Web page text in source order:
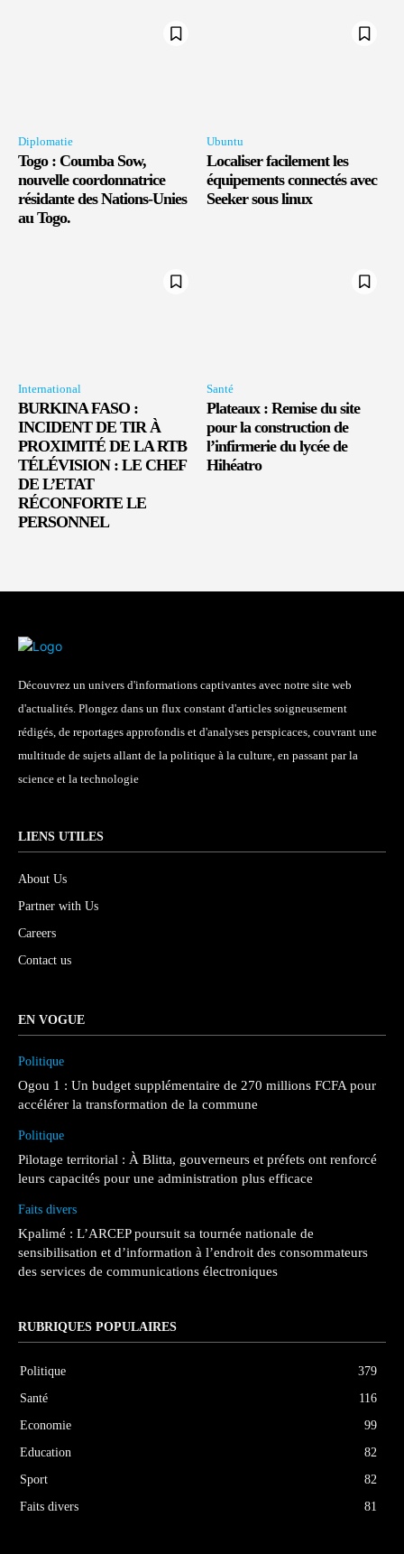
Diplomatie
Togo : Coumba Sow,
nouvelle coordonnatrice
résidante des Nations-Unies
au Togo.
Ubuntu
Localiser facilement les
équipements connectés avec
Seeker sous linux
International
BURKINA FASO :
INCIDENT DE TIR À
PROXIMITÉ DE LA RTB
TÉLÉVISION : LE CHEF
DE L’ETAT
RÉCONFORTE LE
PERSONNEL
Santé
Plateaux : Remise du site
pour la construction de
l’infirmerie du lycée de
Hihéatro
Découvrez un univers d'informations captivantes avec notre site web
d'actualités. Plongez dans un flux constant d'articles soigneusement
rédigés, de reportages approfondis et d'analyses perspicaces, couvrant une
multitude de sujets allant de la politique à la culture, en passant par la
science et la technologie
LIENS UTILES
About Us
Partner with Us
Careers
Contact us
EN VOGUE
Politique
Ogou 1 : Un budget supplémentaire de 270 millions FCFA pour
accélérer la transformation de la commune
Politique
Pilotage territorial : À Blitta, gouverneurs et préfets ont renforcé
leurs capacités pour une administration plus efficace
Faits divers
Kpalimé : L’ARCEP poursuit sa tournée nationale de
sensibilisation et d’information à l’endroit des consommateurs
des services de communications électroniques
RUBRIQUES POPULAIRES
Politique
379
Santé
116
Economie
99
Education
82
Sport
82
Faits divers
81